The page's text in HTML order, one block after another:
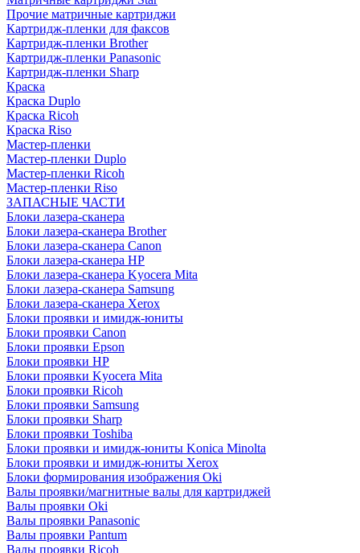
Прочие матричные картриджи
Картридж-пленки для факсов
Картридж-пленки Brother
Картридж-пленки Panasonic
Картридж-пленки Sharp
Краска
Краска Duplo
Краска Ricoh
Краска Riso
Мастер-пленки
Мастер-пленки Duplo
Мастер-пленки Ricoh
Мастер-пленки Riso
ЗАПАСНЫЕ ЧАСТИ
Блоки лазера-сканера
Блоки лазера-сканера Brother
Блоки лазера-сканера Canon
Блоки лазера-сканера HP
Блоки лазера-сканера Kyocera Mita
Блоки лазера-сканера Samsung
Блоки лазера-сканера Xerox
Блоки проявки и имидж-юниты
Блоки проявки Canon
Блоки проявки Epson
Блоки проявки HP
Блоки проявки Kyocera Mita
Блоки проявки Ricoh
Блоки проявки Samsung
Блоки проявки Sharp
Блоки проявки Toshiba
Блоки проявки и имидж-юниты Konica Minolta
Блоки проявки и имидж-юниты Xerox
Блоки формирования изображения Oki
Валы проявки/магнитные валы для картриджей
Валы проявки Oki
Валы проявки Panasonic
Валы проявки Pantum
Валы проявки Ricoh